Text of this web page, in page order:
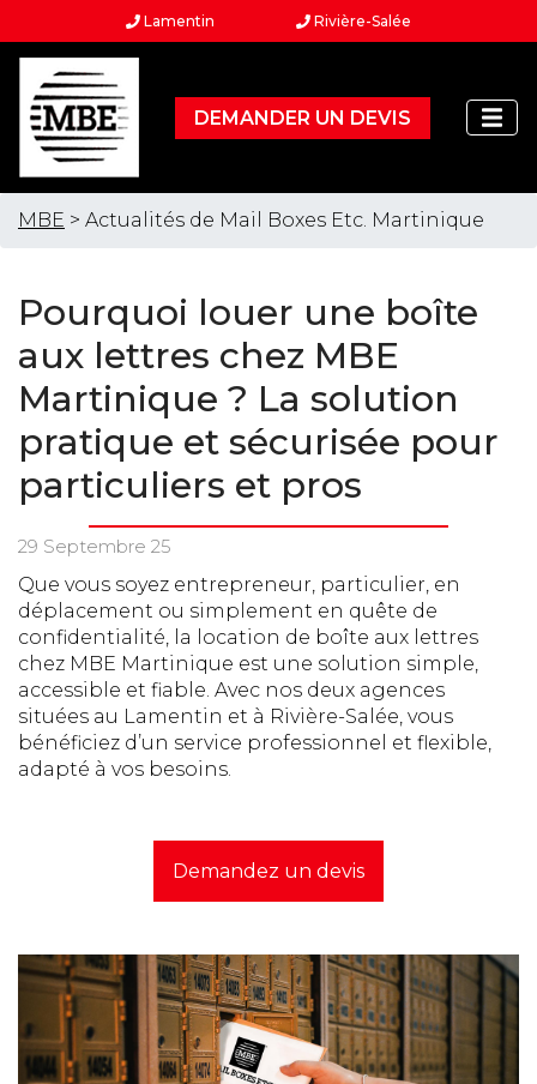
Lamentin Rivière-Salée
DEMANDER UN DEVIS
MBE > Actualités de Mail Boxes Etc. Martinique
Pourquoi louer une boîte
aux lettres chez MBE
Martinique ? La solution
pratique et sécurisée pour
particuliers et pros
29 Septembre 25
Que vous soyez entrepreneur, particulier, en
déplacement ou simplement en quête de
confidentialité, la location de boîte aux lettres
chez MBE Martinique est une solution simple,
accessible et fiable. Avec nos deux agences
situées au Lamentin et à Rivière-Salée, vous
bénéficiez d’un service professionnel et flexible,
adapté à vos besoins.
Demandez un devis